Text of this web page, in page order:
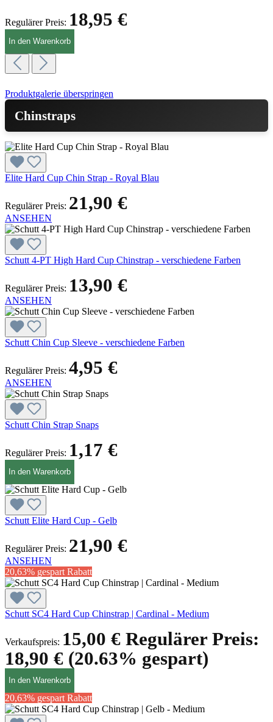
Regulärer Preis: 18,95 €
In den Warenkorb
Produktgalerie überspringen
Chinstraps
Elite Hard Cup Chin Strap - Royal Blau
Regulärer Preis: 21,90 €
ANSEHEN
Schutt 4-PT High Hard Cup Chinstrap - verschiedene Farben
Regulärer Preis: 13,90 €
ANSEHEN
Schutt Chin Cup Sleeve - verschiedene Farben
Regulärer Preis: 4,95 €
ANSEHEN
Schutt Chin Strap Snaps
Regulärer Preis: 1,17 €
In den Warenkorb
Schutt Elite Hard Cup - Gelb
Regulärer Preis: 21,90 €
ANSEHEN
20,63% gespart Rabatt
Schutt SC4 Hard Cup Chinstrap | Cardinal - Medium
Verkaufspreis: 15,00 € Regulärer Preis:
18,90 € (20.63% gespart)
In den Warenkorb
20,63% gespart Rabatt